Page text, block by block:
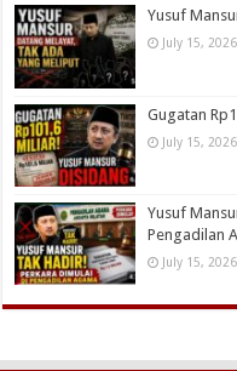
Yusuf
July 15, 2026
Gugatan
July 15, 2026
Yusuf
Pengadilan
July 15, 2026